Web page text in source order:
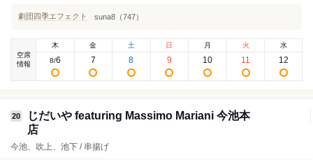
劇団四季エフェクト suna8（747）
空席
情報
木
8/6
金
7
土
8
日
9
月
10
火
11
水
12
20
じだいや featuring Massimo Mariani 今池本
店
今池、吹上、池下 / 串揚げ